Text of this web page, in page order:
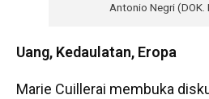
Antonio Negri (DOK.
Uang, Kedaulatan, Eropa
Marie Cuillerai membuka